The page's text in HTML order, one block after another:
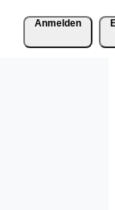
Anmelden